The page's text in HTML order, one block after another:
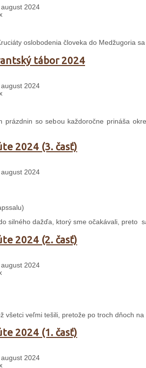
2024
oslobodenia človeka do Medžugoria
tábor 2024
2024
prázdnin so sebou každoročne prináša
2024 (3. časť)
2024
silného dažďa, ktorý sme očakávali, preto
2024 (2. časť)
2024
všetci veľmi tešili, pretože po troch dňoch
2024 (1. časť)
2024